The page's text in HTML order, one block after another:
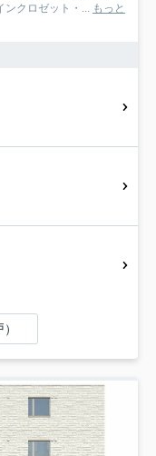
ンクロゼット・... もっと